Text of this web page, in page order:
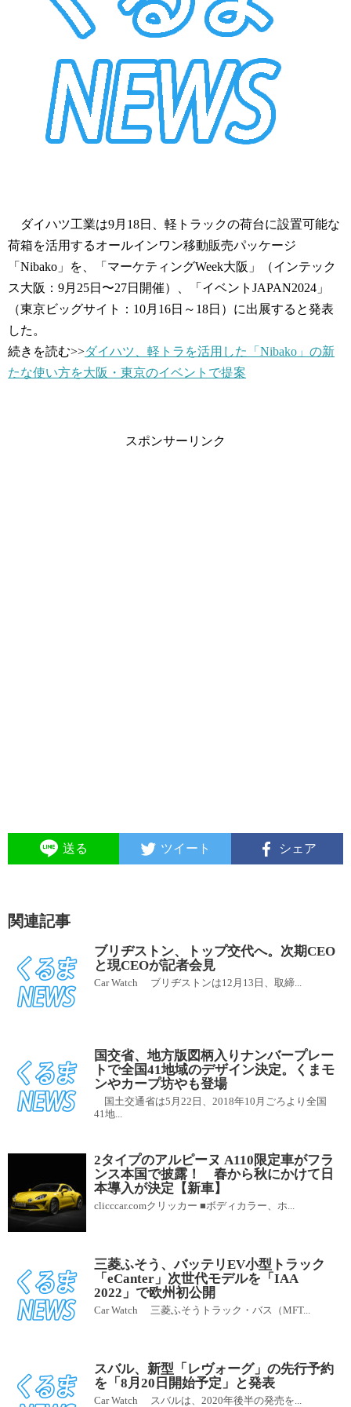
ダイハツ工業は9月18日、軽トラックの荷台に設置可能な
荷箱を活用するオールインワン移動販売パッケージ
「Nibako」を、「マーケティングWeek大阪」（インテック
ス大阪：9月25日〜27日開催）、「イベントJAPAN2024」
（東京ビッグサイト：10月16日～18日）に出展すると発表
した。
続きを読む>>ダイハツ、軽トラを活用した「Nibako」の新
たな使い方を大阪・東京のイベントで提案
スポンサーリンク
送る ツイート シェア
関連記事
ブリヂストン、トップ交代へ。次期CEO
と現CEOが記者会見
Car Watch ブリヂストンは12月13日、取締...
国交省、地方版図柄入りナンバープレー
トで全国41地域のデザイン決定。くまモ
ンやカープ坊やも登場
国土交通省は5月22日、2018年10月ごろより全国
41地...
2タイプのアルピーヌ A110限定車がフラ
ンス本国で披露！ 春から秋にかけて日
本導入が決定【新車】
clicccar.comクリッカー ■ボディカラー、ホ...
三菱ふそう、バッテリEV小型トラック
「eCanter」次世代モデルを「IAA
2022」で欧州初公開
Car Watch 三菱ふそうトラック・バス（MFT...
スバル、新型「レヴォーグ」の先行予約
を「8月20日開始予定」と発表
Car Watch スバルは、2020年後半の発売を...